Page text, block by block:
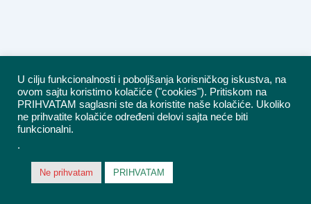
U cilju funkcionalnosti i poboljšanja korisničkog iskustva, na
ovom sajtu koristimo kolačiće ("cookies"). Pritiskom na
PRIHVATAM saglasni ste da koristite naše kolačiće. Ukoliko
ne prihvatite kolačiće određeni delovi sajta neće biti
funkcionalni.
.
Ne prihvatam PRIHVATAM